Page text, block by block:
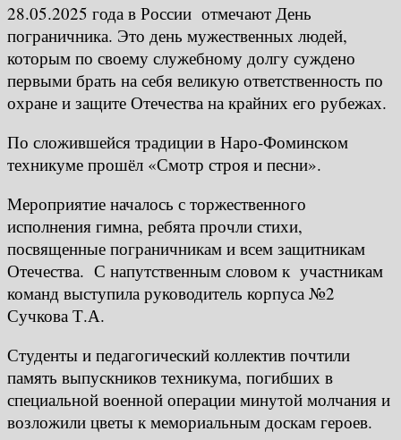
28.05.2025 года в России отмечают День
пограничника. Это день мужественных людей,
которым по своему служебному долгу суждено
первыми брать на себя великую ответственность по
охране и защите Отечества на крайних его рубежах.
По сложившейся традиции в Наро-Фоминском
техникуме прошёл «Смотр строя и песни».
Мероприятие началось с торжественного
исполнения гимна, ребята прочли стихи,
посвященные пограничникам и всем защитникам
Отечества. С напутственным словом к участникам
команд выступила руководитель корпуса №2
Сучкова Т.А.
Студенты и педагогический коллектив почтили
память выпускников техникума, погибших в
специальной военной операции минутой молчания и
возложили цветы к мемориальным доскам героев.